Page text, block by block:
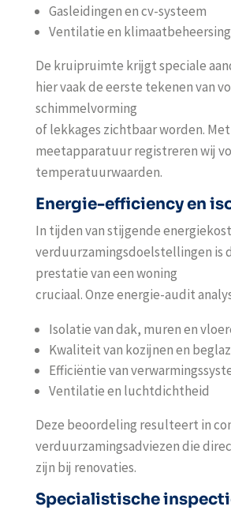
Gasleidingen en cv-systeem
Ventilatie en klimaatbeheersing
De kruipruimte krijgt speciale
hier vaak de eerste tekenen van
schimmelvorming
of lekkages zichtbaar worden.
meetapparatuur registreren wij
temperatuurwaarden.
Energie-efficiency en
In tijden van stijgende
verduurzamingsdoelstellingen is
prestatie van een woning
cruciaal. Onze energie-audit
Isolatie van dak, muren en
Kwaliteit van kozijnen en
Efficiëntie van
Ventilatie en luchtdichtheid
Deze beoordeling resulteert in
verduurzamingsadviezen die
zijn bij renovaties.
Specialistische